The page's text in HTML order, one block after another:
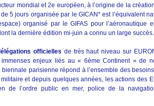
mondial et 2e européen, à l’origine de la
5 jours organisée par le GICAN* est l’équivalent
organisé par le GIFAS pour l’aéronautique et
la dernière édition mi-juin a connu un large succès.
officielles de très haut niveau sur
enjeux liés au « 6ème Continent » de
parisienne répond à l’ensemble des
et depuis quelques années, les actions des
de l’ordre public en mer, police de la